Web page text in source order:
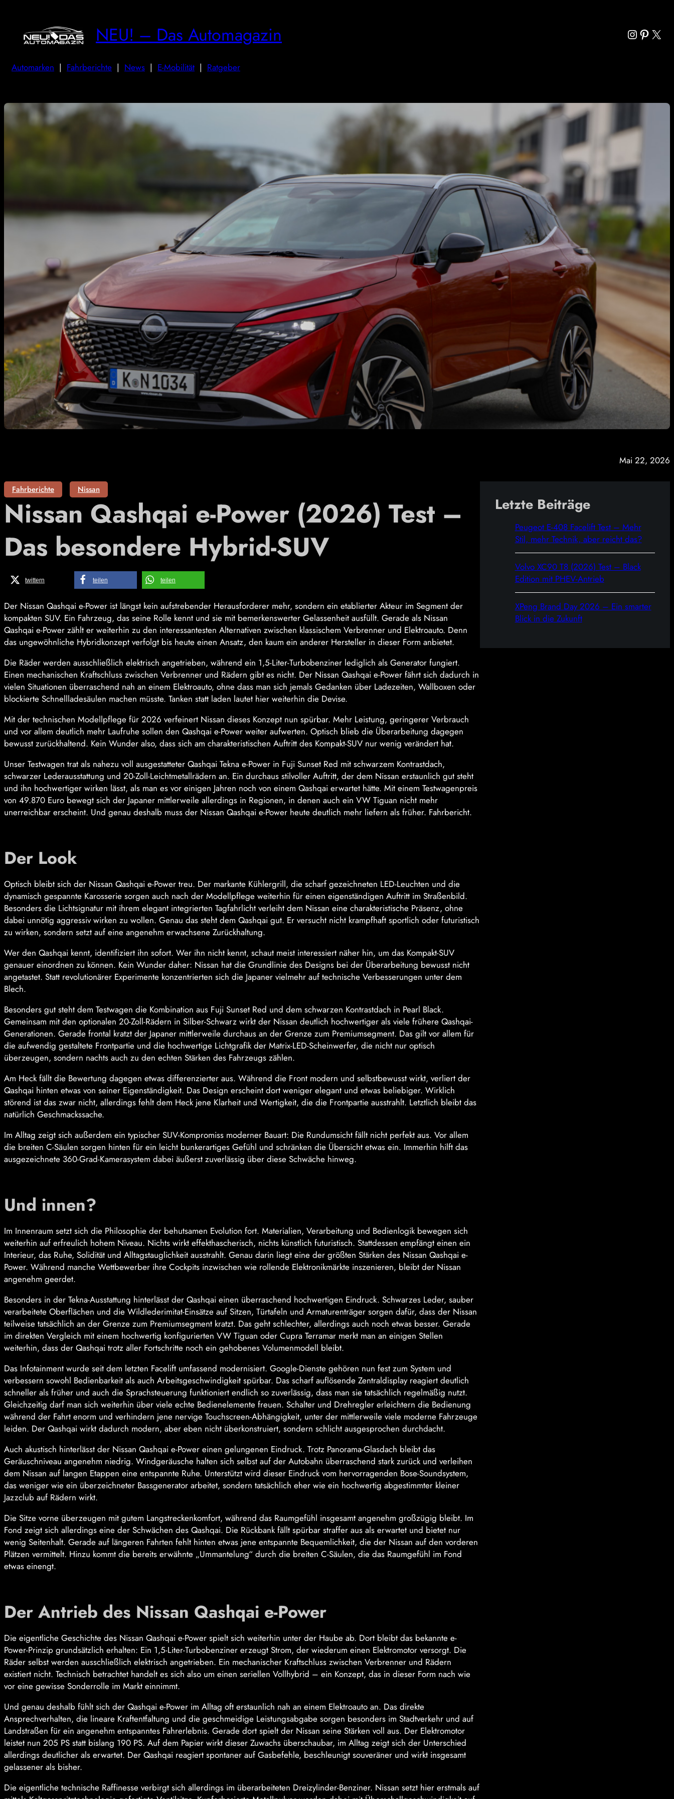
NEU! – Das Automagazin X
Automarken | Fahrberichte | News | E-Mobilität | Ratgeber
Mai 22, 2026
Fahrberichte Nissan
Nissan Qashqai e-Power (2026) Test –
Das besondere Hybrid-SUV
twittern teilen teilen
Der Nissan Qashqai e-Power ist längst kein aufstrebender Herausforderer mehr, sondern ein etablierter Akteur im Segment der
kompakten SUV. Ein Fahrzeug, das seine Rolle kennt und sie mit bemerkenswerter Gelassenheit ausfüllt. Gerade als Nissan
Qashqai e-Power zählt er weiterhin zu den interessantesten Alternativen zwischen klassischem Verbrenner und Elektroauto. Denn
das ungewöhnliche Hybridkonzept verfolgt bis heute einen Ansatz, den kaum ein anderer Hersteller in dieser Form anbietet.
Die Räder werden ausschließlich elektrisch angetrieben, während ein 1,5-Liter-Turbobenziner lediglich als Generator fungiert.
Einen mechanischen Kraftschluss zwischen Verbrenner und Rädern gibt es nicht. Der Nissan Qashqai e-Power fährt sich dadurch in
vielen Situationen überraschend nah an einem Elektroauto, ohne dass man sich jemals Gedanken über Ladezeiten, Wallboxen oder
blockierte Schnellladesäulen machen müsste. Tanken statt laden lautet hier weiterhin die Devise.
Mit der technischen Modellpflege für 2026 verfeinert Nissan dieses Konzept nun spürbar. Mehr Leistung, geringerer Verbrauch
und vor allem deutlich mehr Laufruhe sollen den Qashqai e-Power weiter aufwerten. Optisch blieb die Überarbeitung dagegen
bewusst zurückhaltend. Kein Wunder also, dass sich am charakteristischen Auftritt des Kompakt-SUV nur wenig verändert hat.
Unser Testwagen trat als nahezu voll ausgestatteter Qashqai Tekna e-Power in Fuji Sunset Red mit schwarzem Kontrastdach,
schwarzer Lederausstattung und 20-Zoll-Leichtmetallrädern an. Ein durchaus stilvoller Auftritt, der dem Nissan erstaunlich gut steht
und ihn hochwertiger wirken lässt, als man es vor einigen Jahren noch von einem Qashqai erwartet hätte. Mit einem Testwagenpreis
von 49.870 Euro bewegt sich der Japaner mittlerweile allerdings in Regionen, in denen auch ein VW Tiguan nicht mehr
unerreichbar erscheint. Und genau deshalb muss der Nissan Qashqai e-Power heute deutlich mehr liefern als früher. Fahrbericht.
Der Look
Optisch bleibt sich der Nissan Qashqai e-Power treu. Der markante Kühlergrill, die scharf gezeichneten LED-Leuchten und die
dynamisch gespannte Karosserie sorgen auch nach der Modellpflege weiterhin für einen eigenständigen Auftritt im Straßenbild.
Besonders die Lichtsignatur mit ihrem elegant integrierten Tagfahrlicht verleiht dem Nissan eine charakteristische Präsenz, ohne
dabei unnötig aggressiv wirken zu wollen. Genau das steht dem Qashqai gut. Er versucht nicht krampfhaft sportlich oder futuristisch
zu wirken, sondern setzt auf eine angenehm erwachsene Zurückhaltung.
Wer den Qashqai kennt, identifiziert ihn sofort. Wer ihn nicht kennt, schaut meist interessiert näher hin, um das Kompakt-SUV
genauer einordnen zu können. Kein Wunder daher: Nissan hat die Grundlinie des Designs bei der Überarbeitung bewusst nicht
angetastet. Statt revolutionärer Experimente konzentrierten sich die Japaner vielmehr auf technische Verbesserungen unter dem
Blech.
Besonders gut steht dem Testwagen die Kombination aus Fuji Sunset Red und dem schwarzen Kontrastdach in Pearl Black.
Gemeinsam mit den optionalen 20-Zoll-Rädern in Silber-Schwarz wirkt der Nissan deutlich hochwertiger als viele frühere Qashqai-
Generationen. Gerade frontal kratzt der Japaner mittlerweile durchaus an der Grenze zum Premiumsegment. Das gilt vor allem für
die aufwendig gestaltete Frontpartie und die hochwertige Lichtgrafik der Matrix-LED-Scheinwerfer, die nicht nur optisch
überzeugen, sondern nachts auch zu den echten Stärken des Fahrzeugs zählen.
Am Heck fällt die Bewertung dagegen etwas differenzierter aus. Während die Front modern und selbstbewusst wirkt, verliert der
Qashqai hinten etwas von seiner Eigenständigkeit. Das Design erscheint dort weniger elegant und etwas beliebiger. Wirklich
störend ist das zwar nicht, allerdings fehlt dem Heck jene Klarheit und Wertigkeit, die die Frontpartie ausstrahlt. Letztlich bleibt das
natürlich Geschmackssache.
Im Alltag zeigt sich außerdem ein typischer SUV-Kompromiss moderner Bauart: Die Rundumsicht fällt nicht perfekt aus. Vor allem
die breiten C-Säulen sorgen hinten für ein leicht bunkerartiges Gefühl und schränken die Übersicht etwas ein. Immerhin hilft das
ausgezeichnete 360-Grad-Kamerasystem dabei äußerst zuverlässig über diese Schwäche hinweg.
Und innen?
Im Innenraum setzt sich die Philosophie der behutsamen Evolution fort. Materialien, Verarbeitung und Bedienlogik bewegen sich
weiterhin auf erfreulich hohem Niveau. Nichts wirkt effekthascherisch, nichts künstlich futuristisch. Stattdessen empfängt einen ein
Interieur, das Ruhe, Solidität und Alltagstauglichkeit ausstrahlt. Genau darin liegt eine der größten Stärken des Nissan Qashqai e-
Power. Während manche Wettbewerber ihre Cockpits inzwischen wie rollende Elektronikmärkte inszenieren, bleibt der Nissan
angenehm geerdet.
Besonders in der Tekna-Ausstattung hinterlässt der Qashqai einen überraschend hochwertigen Eindruck. Schwarzes Leder, sauber
verarbeitete Oberflächen und die Wildlederimitat-Einsätze auf Sitzen, Türtafeln und Armaturenträger sorgen dafür, dass der Nissan
teilweise tatsächlich an der Grenze zum Premiumsegment kratzt. Das geht schlechter, allerdings auch noch etwas besser. Gerade
im direkten Vergleich mit einem hochwertig konfigurierten VW Tiguan oder Cupra Terramar merkt man an einigen Stellen
weiterhin, dass der Qashqai trotz aller Fortschritte noch ein gehobenes Volumenmodell bleibt.
Das Infotainment wurde seit dem letzten Facelift umfassend modernisiert. Google-Dienste gehören nun fest zum System und
verbessern sowohl Bedienbarkeit als auch Arbeitsgeschwindigkeit spürbar. Das scharf auflösende Zentraldisplay reagiert deutlich
schneller als früher und auch die Sprachsteuerung funktioniert endlich so zuverlässig, dass man sie tatsächlich regelmäßig nutzt.
Gleichzeitig darf man sich weiterhin über viele echte Bedienelemente freuen. Schalter und Drehregler erleichtern die Bedienung
während der Fahrt enorm und verhindern jene nervige Touchscreen-Abhängigkeit, unter der mittlerweile viele moderne Fahrzeuge
leiden. Der Qashqai wirkt dadurch modern, aber eben nicht überkonstruiert, sondern schlicht ausgesprochen durchdacht.
Auch akustisch hinterlässt der Nissan Qashqai e-Power einen gelungenen Eindruck. Trotz Panorama-Glasdach bleibt das
Geräuschniveau angenehm niedrig. Windgeräusche halten sich selbst auf der Autobahn überraschend stark zurück und verleihen
dem Nissan auf langen Etappen eine entspannte Ruhe. Unterstützt wird dieser Eindruck vom hervorragenden Bose-Soundsystem,
das weniger wie ein überzeichneter Bassgenerator arbeitet, sondern tatsächlich eher wie ein hochwertig abgestimmter kleiner
Jazzclub auf Rädern wirkt.
Die Sitze vorne überzeugen mit gutem Langstreckenkomfort, während das Raumgefühl insgesamt angenehm großzügig bleibt. Im
Fond zeigt sich allerdings eine der Schwächen des Qashqai. Die Rückbank fällt spürbar straffer aus als erwartet und bietet nur
wenig Seitenhalt. Gerade auf längeren Fahrten fehlt hinten etwas jene entspannte Bequemlichkeit, die der Nissan auf den vorderen
Plätzen vermittelt. Hinzu kommt die bereits erwähnte „Ummantelung“ durch die breiten C-Säulen, die das Raumgefühl im Fond
etwas einengt.
Der Antrieb des Nissan Qashqai e-Power
Die eigentliche Geschichte des Nissan Qashqai e-Power spielt sich weiterhin unter der Haube ab. Dort bleibt das bekannte e-
Power-Prinzip grundsätzlich erhalten: Ein 1,5-Liter-Turbobenziner erzeugt Strom, der wiederum einen Elektromotor versorgt. Die
Räder selbst werden ausschließlich elektrisch angetrieben. Ein mechanischer Kraftschluss zwischen Verbrenner und Rädern
existiert nicht. Technisch betrachtet handelt es sich also um einen seriellen Vollhybrid – ein Konzept, das in dieser Form nach wie
vor eine gewisse Sonderrolle im Markt einnimmt.
Und genau deshalb fühlt sich der Qashqai e-Power im Alltag oft erstaunlich nah an einem Elektroauto an. Das direkte
Ansprechverhalten, die lineare Kraftentfaltung und die geschmeidige Leistungsabgabe sorgen besonders im Stadtverkehr und auf
Landstraßen für ein angenehm entspanntes Fahrerlebnis. Gerade dort spielt der Nissan seine Stärken voll aus. Der Elektromotor
leistet nun 205 PS statt bislang 190 PS. Auf dem Papier wirkt dieser Zuwachs überschaubar, im Alltag zeigt sich der Unterschied
allerdings deutlicher als erwartet. Der Qashqai reagiert spontaner auf Gasbefehle, beschleunigt souveräner und wirkt insgesamt
gelassener als bisher.
Die eigentliche technische Raffinesse verbirgt sich allerdings im überarbeiteten Dreizylinder-Benziner. Nissan setzt hier erstmals auf
Letzte Beiträge
Peugeot E-408 Facelift Test – Mehr
Stil, mehr Technik, aber reicht das?
Volvo XC90 T8 (2026) Test – Black
Edition mit PHEV-Antrieb
XPeng Brand Day 2026 – Ein smarter
Blick in die Zukunft